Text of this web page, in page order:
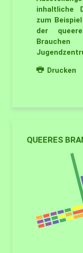
inhaltliche
zum
der
Drucken
QUEERES